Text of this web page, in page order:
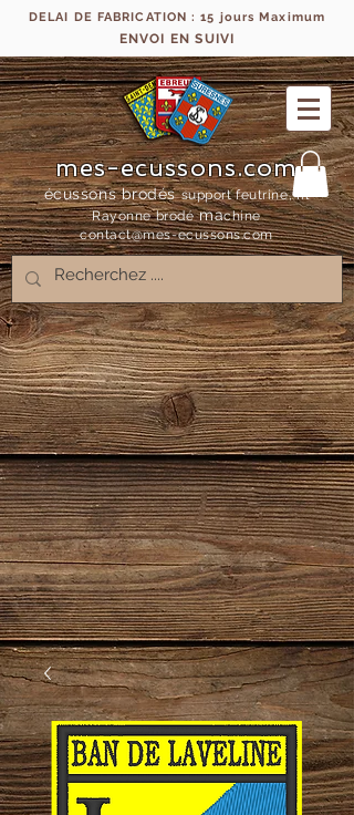
DELAI DE FABRICATION : 15 jours Maximum
ENVOI EN SUIVI
mes-ecussons.com
écussons brodés support feutrine, fil
Rayonne brodémachine
contact@mes-ecussons.com